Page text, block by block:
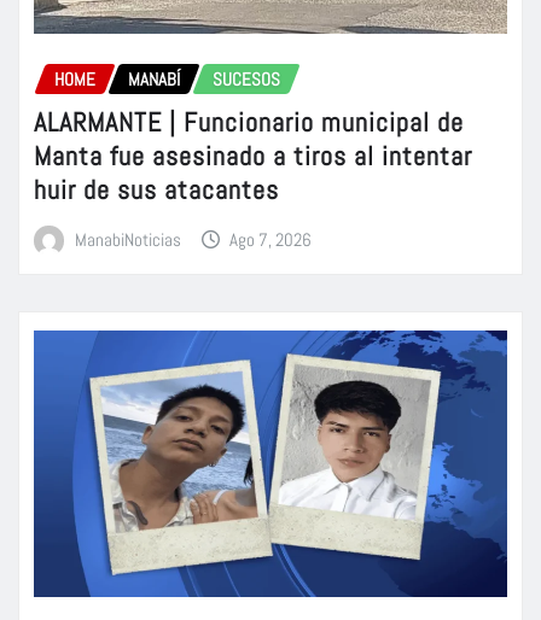
HOME MANABÍ SUCESOS
ALARMANTE | Funcionario municipal de
Manta fue asesinado a tiros al intentar
huir de sus atacantes
ManabiNoticias Ago 7, 2026